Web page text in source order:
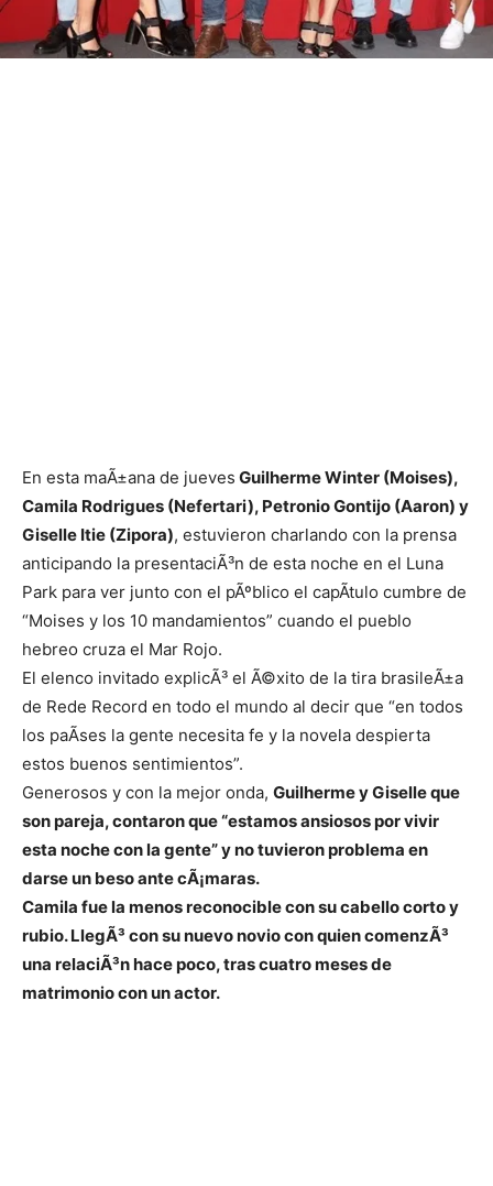
En esta maÃ±ana de jueves Guilherme Winter (Moises),
Camila Rodrigues (Nefertari), Petronio Gontijo (Aaron) y
Giselle Itie (Zipora), estuvieron charlando con la prensa
anticipando la presentaciÃ³n de esta noche en el Luna
Park para ver junto con el pÃºblico el capÃ­tulo cumbre de
“Moises y los 10 mandamientos” cuando el pueblo
hebreo cruza el Mar Rojo.
El elenco invitado explicÃ³ el Ã©xito de la tira brasileÃ±a
de Rede Record en todo el mundo al decir que “en todos
los paÃ­ses la gente necesita fe y la novela despierta
estos buenos sentimientos”.
Generosos y con la mejor onda, Guilherme y Giselle que
son pareja, contaron que “estamos ansiosos por vivir
esta noche con la gente” y no tuvieron problema en
darse un beso ante cÃ¡maras.
Camila fue la menos reconocible con su cabello corto y
rubio. LlegÃ³ con su nuevo novio con quien comenzÃ³
una relaciÃ³n hace poco, tras cuatro meses de
matrimonio con un actor.